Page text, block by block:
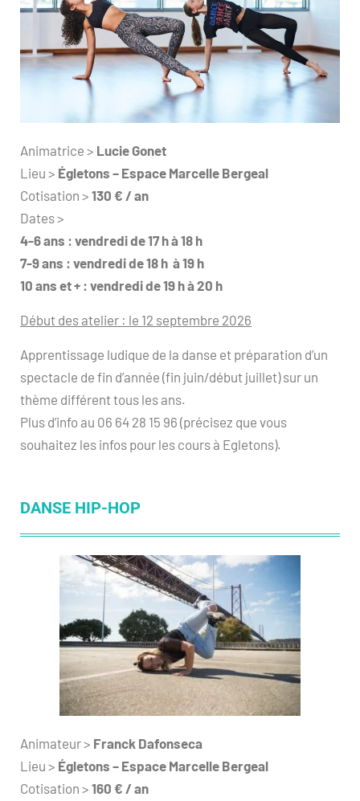
Animatrice > Lucie Gonet
Lieu > Égletons – Espace Marcelle Bergeal
Cotisation > 130 € / an
Dates >
4-6 ans : vendredi de 17 h à 18 h
7-9 ans : vendredi de 18 h à 19 h
10 ans et + : vendredi de 19 h à 20 h
Début des atelier : le 12 septembre 2026
Apprentissage ludique de la danse et préparation d’un
spectacle de fin d’année (fin juin/début juillet) sur un
thème différent tous les ans.
Plus d’info au 06 64 28 15 96 (précisez que vous
souhaitez les infos pour les cours à Egletons).
DANSE HIP-HOP
Animateur > Franck Dafonseca
Lieu > Égletons – Espace Marcelle Bergeal
Cotisation > 160 € / an